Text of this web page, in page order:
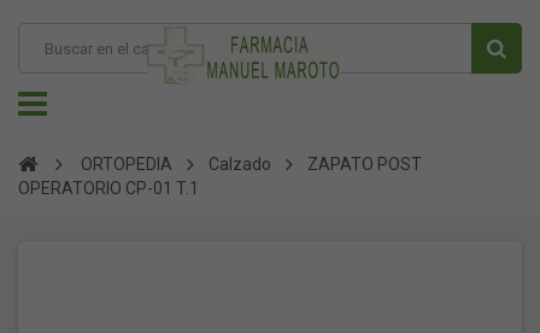
ORTOPEDIA Calzado
ZAPATO POST
OPERATORIO CP-01 T.1